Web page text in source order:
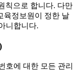
칙으로 합니다. 다만
육정보원이 정한 날
니합니다.
에 대한 모든 관리